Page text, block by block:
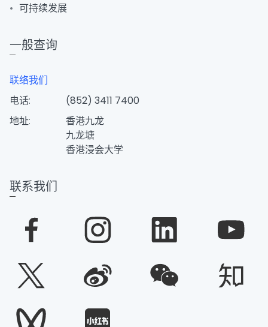
可持续发展
一般查询
联络我们
电话:
(852) 3411 7400
地址:
香港九龙
九龙塘
香港浸会大学
联系我们